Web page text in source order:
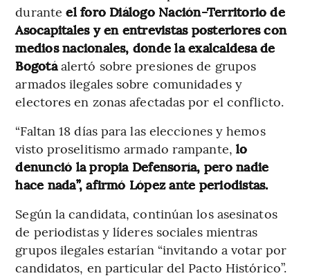
durante el foro Diálogo Nación-Territorio de
Asocapitales y en entrevistas posteriores con
medios nacionales, donde la exalcaldesa de
Bogotáalertó sobre presiones de grupos
armados ilegales sobre comunidades y
electores en zonas afectadas por el conflicto.
“Faltan 18 días para las elecciones y hemos
visto proselitismo armado rampante, lo
denunció la propia Defensoría, pero nadie
hace nada”, afirmó López ante periodistas.
Según la candidata, continúan los asesinatos
de periodistas y líderes sociales mientras
grupos ilegales estarían “invitando a votar por
candidatos, en particular del Pacto Histórico”.